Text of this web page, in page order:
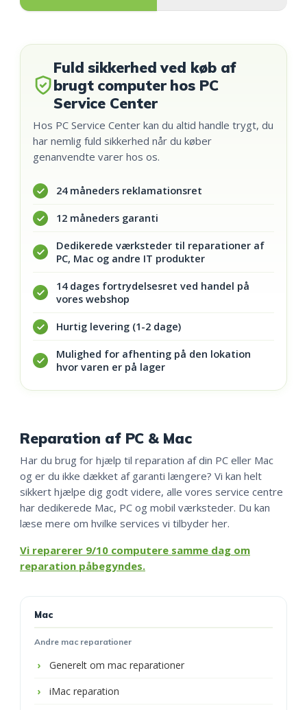
Fuld sikkerhed ved køb af
brugt computer hos PC
Service Center
Hos PC Service Center kan du altid handle trygt, du
har nemlig fuld sikkerhed når du køber
genanvendte varer hos os.
24 måneders reklamationsret
12 måneders garanti
Dedikerede værksteder til reparationer af
PC, Mac og andre IT produkter
14 dages fortrydelsesret ved handel på
vores webshop
Hurtig levering (1-2 dage)
Mulighed for afhenting på den lokation
hvor varen er på lager
Reparation af PC & Mac
Har du brug for hjælp til reparation af din PC eller Mac
og er du ikke dækket af garanti længere? Vi kan helt
sikkert hjælpe dig godt videre, alle vores service centre
har dedikerede Mac, PC og mobil værksteder. Du kan
læse mere om hvilke services vi tilbyder her.
Vi reparerer 9/10 computere samme dag om
reparation påbegyndes.
Mac
Andre mac reparationer
Generelt om mac reparationer
iMac reparation